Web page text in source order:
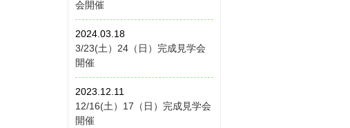
会開催
2024.03.18
3/23(土）24（日）完成見学会
開催
2023.12.11
12/16(土）17（日）完成見学会
開催